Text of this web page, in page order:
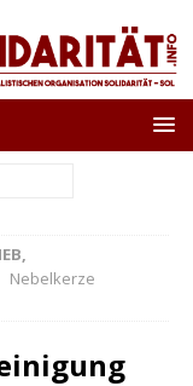
Nebelkerze